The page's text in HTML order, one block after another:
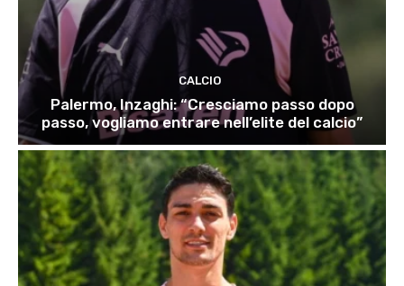
CALCIO
Palermo, Inzaghi: “Cresciamo passo dopo
passo, vogliamo entrare nell’elite del calcio”